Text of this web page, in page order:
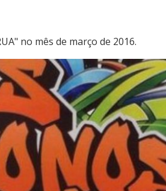
no mês de março de 2016.